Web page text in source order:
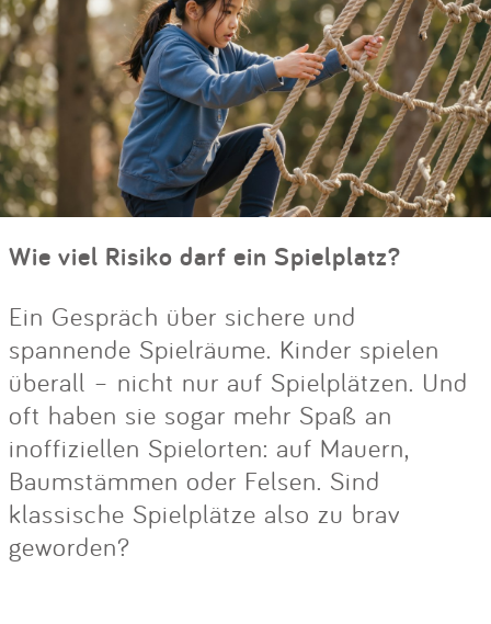
Wie viel Risiko darf ein Spielplatz?
Ein Gespräch über sichere und
spannende Spielräume. Kinder spielen
überall – nicht nur auf Spielplätzen. Und
oft haben sie sogar mehr Spaß an
inoffiziellen Spielorten: auf Mauern,
Baumstämmen oder Felsen. Sind
klassische Spielplätze also zu brav
geworden?